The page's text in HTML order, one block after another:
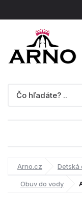
Arno.cz Detská
Obuv do vody